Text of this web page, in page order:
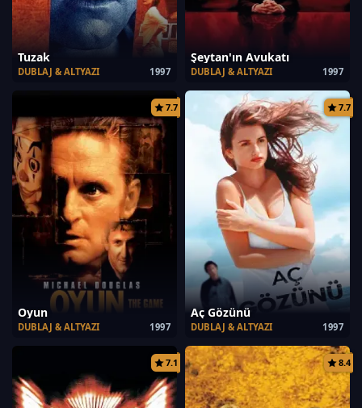
Tuzak
1997
DUBLAJ & ALTYAZI
Şeytan'ın Avukatı
1997
DUBLAJ & ALTYAZI
7.7
Oyun
1997
DUBLAJ & ALTYAZI
7.7
Aç Gözünü
1997
DUBLAJ & ALTYAZI
7.1 8.4